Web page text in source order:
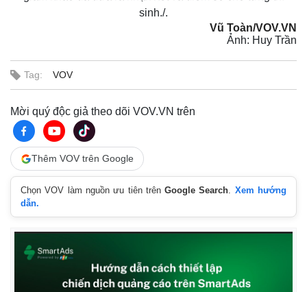
sinh./.
Vũ Toàn/VOV.VN
Ảnh: Huy Trần
Tag: VOV
Mời quý độc giả theo dõi VOV.VN trên
Thêm VOV trên Google
Chọn VOV làm nguồn ưu tiên trênGoogle Search. Xem hướng
dẫn.